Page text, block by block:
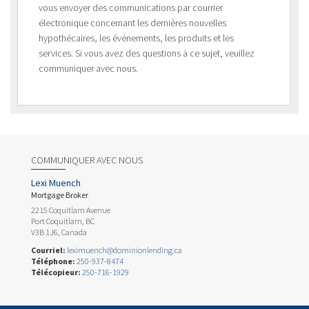
vous envoyer des communications par courrier
électronique concernant les dernières nouvelles
hypothécaires, les événements, les produits et les
services. Si vous avez des questions à ce sujet, veuillez
communiquer avec nous.
COMMUNIQUER AVEC NOUS
Lexi Muench
Mortgage Broker
2215 Coquitlam Avenue
Port Coquitlam, BC
V3B 1J6, Canada
Courriel: leximuench@dominionlending.ca
Téléphone: 250-937-8474
Télécopieur: 250-716-1929